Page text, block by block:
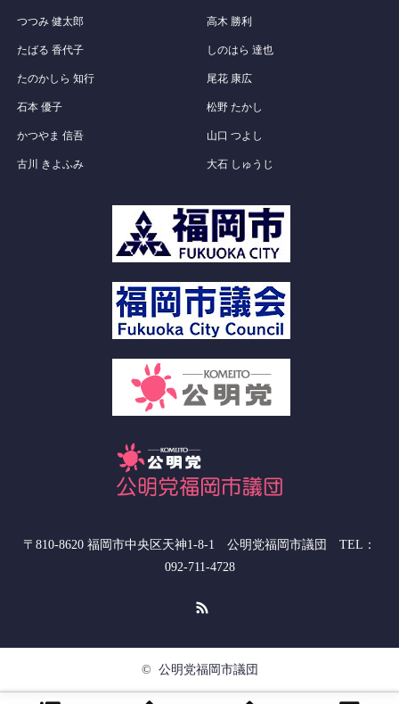
つつみ 健太郎
たばる 香代子
たのかしら 知行
石本 優子
かつやま 信吾
古川 きよふみ
高木 勝利
しのはら 達也
尾花 康広
松野 たかし
山口 つよし
大石 しゅうじ
〒810-8620 福岡市中央区天神1-8-1 公明党福岡市議団 TEL：
092-711-4728
© 公明党福岡市議団